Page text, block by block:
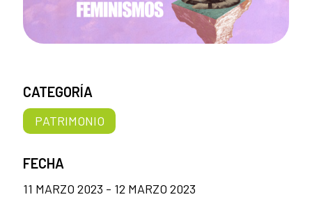
CATEGORÍA
PATRIMONIO
FECHA
11 MARZO 2023 - 12 MARZO 2023